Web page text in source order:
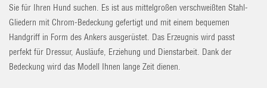
Sie für Ihren Hund suchen. Es ist aus mittelgroßen verschweißten Stahl-
Gliedern mit Chrom-Bedeckung gefertigt und mit einem bequemen
Handgriff in Form des Ankers ausgerüstet. Das Erzeugnis wird passt
perfekt für Dressur, Ausläufe, Erziehung und Dienstarbeit. Dank der
Bedeckung wird das Modell Ihnen lange Zeit dienen.